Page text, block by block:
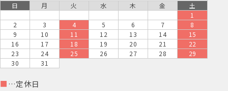
日 月 火 水 木 金
土
1
2
3 4 5 6 7
8
9
10 11 12 13 14
15
16
17 18 19 20 21
22
23
24 25 26 27 28
29
30
31
■ …定休日